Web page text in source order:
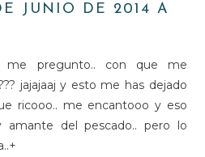
JUNIO DE 2014 A
me pregunto.. con que me
jajajaaj y esto me has dejado
ricooo.. me encantooo y eso
del pescado.. pero lo